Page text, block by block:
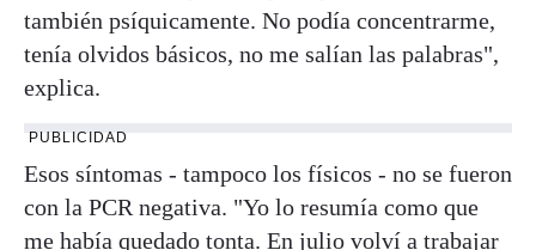
también psíquicamente. No podía concentrarme,
tenía olvidos básicos, no me salían las palabras",
explica.
PUBLICIDAD
Esos síntomas - tampoco los físicos - no se fueron
con la PCR negativa. "Yo lo resumía como que
me había quedado tonta. En julio volví a trabajar